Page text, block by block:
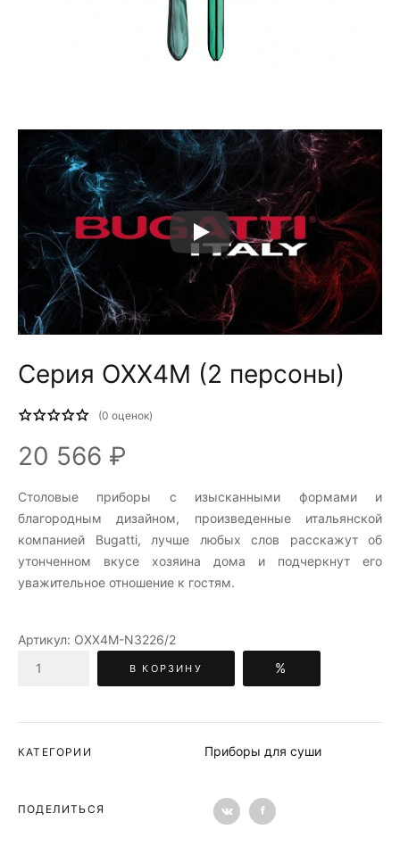
Серия OXX4M (2 персоны)
(0 оценок)
20 566 ₽
Столовые приборы c изысканными формами и
благородным дизайном, произведенные итальянской
компанией Bugatti, лучше любых слов расскажут об
утонченном вкусе хозяина дома и подчеркнут его
уважительное отношение к гостям.
Артикул: OXX4M-N3226/2
В КОРЗИНУ %
КАТЕГОРИИ Приборы для суши
ПОДЕЛИТЬСЯ